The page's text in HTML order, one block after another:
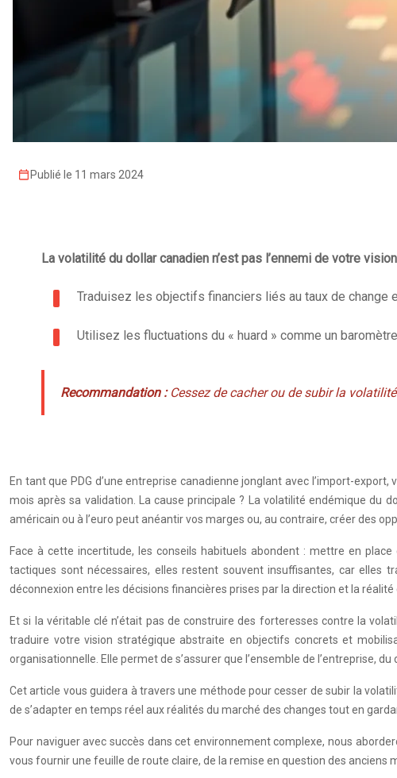
Publié le 11 mars 2024
La volatilité du dollar canadien n’est pas l’ennemi de votre
Traduisez les objectifs financiers liés au taux de change
Utilisez les fluctuations du « huard » comme un
Recommandation :Cessez de cacher ou de subir la
En tant que PDG d’une entreprise canadienne jonglant avec l’import-
mois après sa validation. La cause principale ? La volatilité endémique du
américain ou à l’euro peut anéantir vos marges ou, au contraire, créer des
Face à cette incertitude, les conseils habituels abondent : mettre en
tactiques sont nécessaires, elles restent souvent insuffisantes, car
déconnexion entre les décisions financières prises par la direction et la
Et si la véritable clé n’était pas de construire des forteresses contre la
traduire votre vision stratégique abstraite en objectifs concrets et
organisationnelle. Elle permet de s’assurer que l’ensemble de l’entreprise,
Cet article vous guidera à travers une méthode pour cesser de subir la
de s’adapter en temps réel aux réalités du marché des changes tout en
Pour naviguer avec succès dans cet environnement complexe, nous
vous fournir une feuille de route claire, de la remise en question des anciens